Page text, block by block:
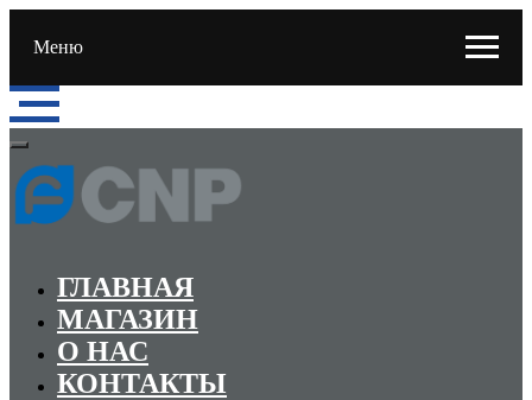
Меню
ГЛАВНАЯ
МАГАЗИН
О НАС
КОНТАКТЫ